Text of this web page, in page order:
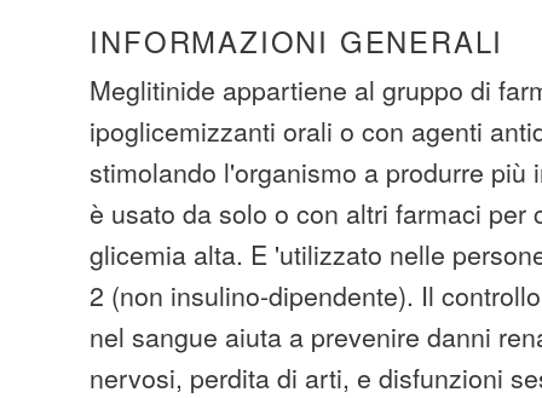
INFORMAZIONI GENERALI
Meglitinide appartiene al gruppo di
ipoglicemizzanti orali o con agenti
stimolando l'organismo a produrre più
è usato da solo o con altri farmaci per
glicemia alta. E 'utilizzato nelle
2 (non insulino-dipendente). Il
nel sangue aiuta a prevenire danni
nervosi, perdita di arti, e disfunzioni